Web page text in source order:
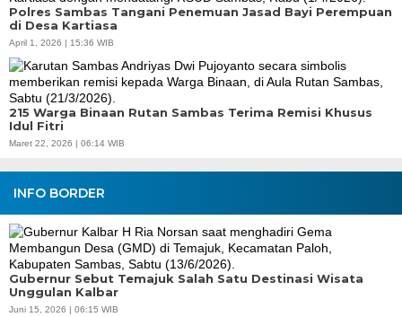
Polres Sambas Tangani Penemuan Jasad Bayi Perempuan
di Desa Kartiasa
April 1, 2026 | 15:36 WIB
215 Warga Binaan Rutan Sambas Terima Remisi Khusus
Idul Fitri
Maret 22, 2026 | 06:14 WIB
INFO BORDER
Gubernur Sebut Temajuk Salah Satu Destinasi Wisata
Unggulan Kalbar
Juni 15, 2026 | 06:15 WIB